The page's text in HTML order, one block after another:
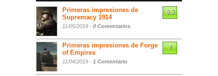
Primeras impresiones de
Supremacy 1914
11/05/2019 - 0 Comentarios
6.5
Primeras impresiones de Forge
of Empires
11/04/2019 - 1 Comentario
7